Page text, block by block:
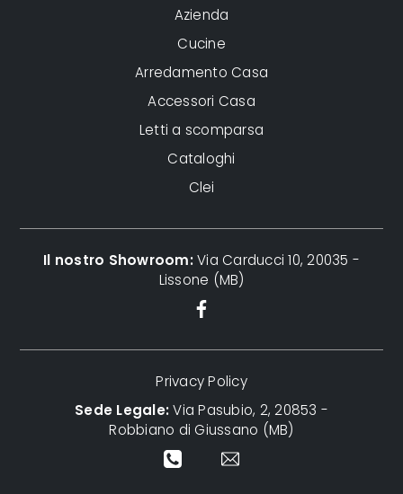
Azienda
Cucine
Arredamento Casa
Accessori Casa
Letti a scomparsa
Cataloghi
Clei
Il nostro Showroom:Via Carducci 10, 20035 -
Lissone (MB)
Privacy Policy
Sede Legale:Via Pasubio, 2, 20853 -
Robbiano di Giussano (MB)